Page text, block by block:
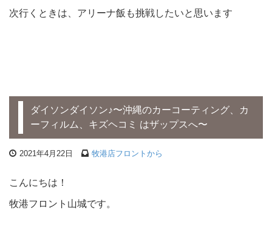
次行くときは、アリーナ飯も挑戦したいと思います
ダイソンダイソン♪〜沖縄のカーコーティング、カ
ーフィルム、キズヘコミ はザップスへ〜
2021年4月22日 牧港店フロントから
こんにちは！
牧港フロント山城です。